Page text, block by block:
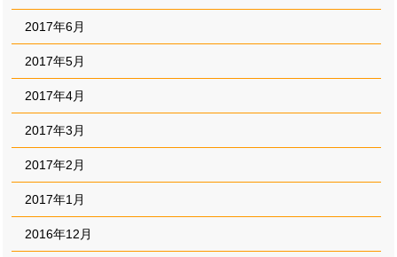
2017年6月
2017年5月
2017年4月
2017年3月
2017年2月
2017年1月
2016年12月